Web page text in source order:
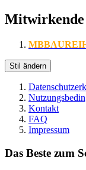
Mitwirkende
Stil ändern
Kontakt
FAQ
Impressum
Das Beste zum